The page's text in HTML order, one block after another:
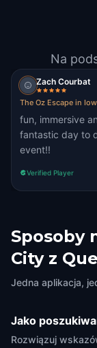
Na
Zach Courbat
The Oz Escape in
fun, immersive
fantastic day to
event!!
Verified Player
Sposoby
City z
Jedna aplikacja,
Jako
Rozwiązuj